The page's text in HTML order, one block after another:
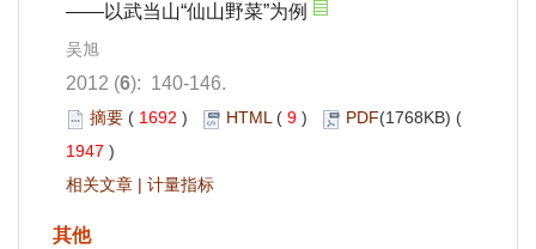
——以武当山“仙山野菜”为例
吴旭
2012 (6): 140-146.
摘要 ( 1692 ) HTML( 9 ) PDF(1768KB) (
1947 )
相关文章 | 计量指标
其他